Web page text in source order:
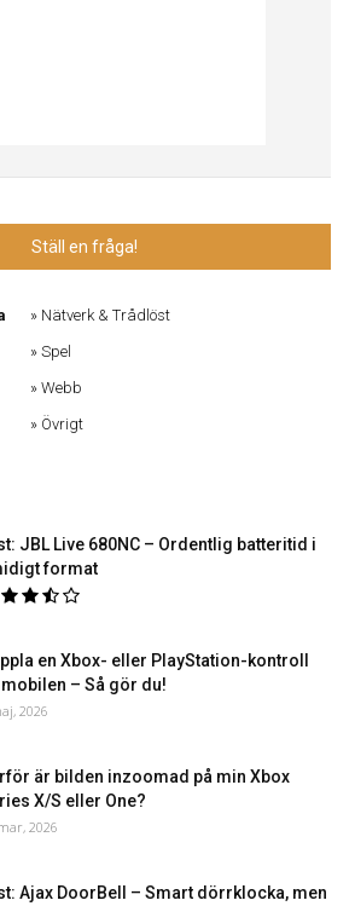
Ställ en fråga!
Nätverk & Trådlöst
Spel
Webb
Övrigt
JBL Live 680NC – Ordentlig batteritid i
format
en Xbox- eller PlayStation-kontroll
– Så gör du!
2026
är bilden inzoomad på min Xbox
X/S eller One?
2026
Ajax DoorBell – Smart dörrklocka, men